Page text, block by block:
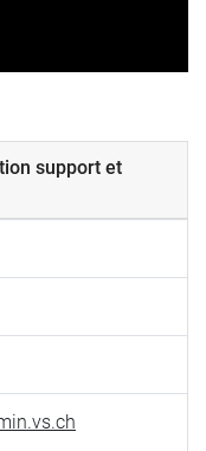
support et